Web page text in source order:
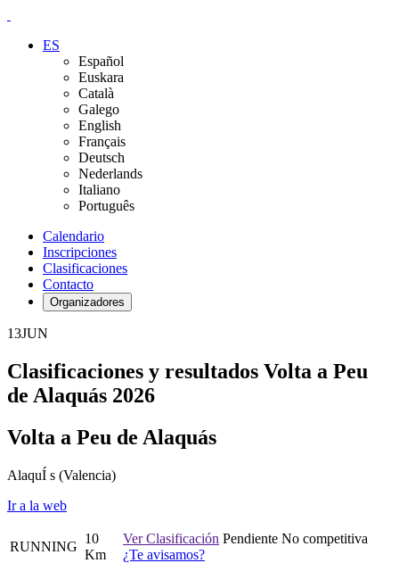
ES
Español
Euskara
Català
Galego
English
Français
Deutsch
Nederlands
Italiano
Português
Calendario
Inscripciones
Clasificaciones
Contacto
Organizadores
13JUN
Clasificaciones y resultados Volta a Peu
de Alaquás 2026
Volta a Peu de Alaquás
AlaquÍ s (Valencia)
Ir a la web
RUNNING
10
Km
Ver Clasificación Pendiente No competitiva
¿Te avisamos?